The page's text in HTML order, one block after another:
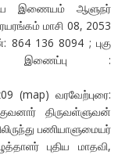
இணையம் ஆளுநர்
மாசி 08, 2053
136 8094 ; புகு
இணைப்பு :
(map) வரவேற்புரை:
திருவள்ளுவன்
பணியாளுமையர்
புதிய மாதவி,